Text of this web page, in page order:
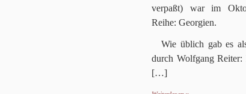
Schaustücke
Potpourri
ver­paßt) war im
Reihe: Georgien.
Wie üblich gab es
durch Wolf­gang
[…]